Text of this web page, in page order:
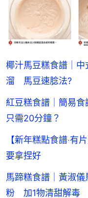
椰汁馬豆糕食譜｜
溜 馬豆速腍法?
紅豆糕食譜｜簡易
只需20分鐘？
【新年糕點食譜‧
要拿捏好
馬蹄糕食譜｜黃淑
粉 加1物清甜解毒